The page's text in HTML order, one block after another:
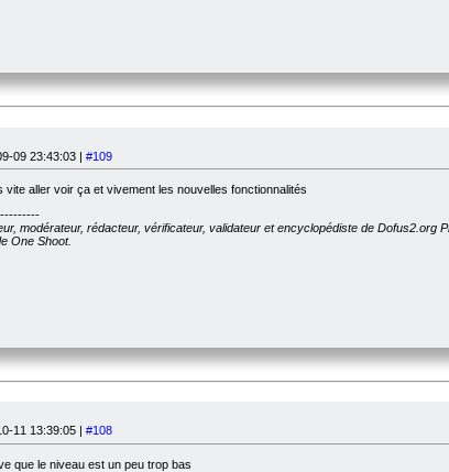
09 23:43:03 | #109
vite aller voir ça et vivement les nouvelles fonctionnalités
modérateur, rédacteur, vérificateur, validateur et encyclopédiste de
One Shoot.
11 13:39:05 | #108
que le niveau est un peu trop bas